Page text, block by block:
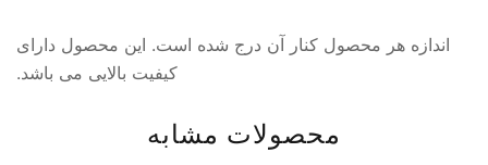
اندازه هر محصول کنار آن درج شده است. این محصول دارای
کیفیت بالایی می باشد.
محصولات مشابه